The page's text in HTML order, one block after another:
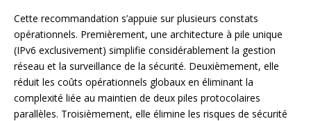
Cette recommandation s’appuie sur plusieurs constats
opérationnels. Premièrement, une architecture à pile unique
(IPv6 exclusivement) simplifie considérablement la gestion
réseau et la surveillance de la sécurité. Deuxièmement, elle
réduit les coûts opérationnels globaux en éliminant la
complexité liée au maintien de deux piles protocolaires
parallèles. Troisièmement, elle élimine les risques de sécurité